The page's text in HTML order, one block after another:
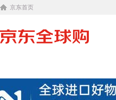
京东首页